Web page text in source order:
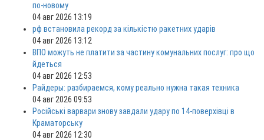
по-новому
04 авг 2026 13:19
рф встановила рекорд за кількістю ракетних ударів
04 авг 2026 13:12
ВПО можуть не платити за частину комунальних послуг: про що
йдеться
04 авг 2026 12:53
Райдеры: разбираемся, кому реально нужна такая техника
04 авг 2026 09:53
Російські варвари знову завдали удару по 14-поверхівці в
Краматорську
04 авг 2026 12:30